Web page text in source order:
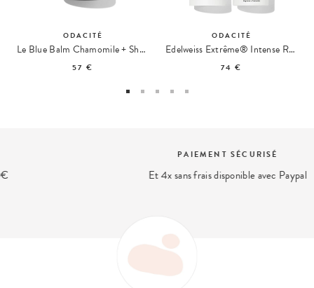
ODACITÉ
Le Blue Balm Chamomile + Shea Butter Repair Balm
57 €
ODACITÉ
Edelweiss Extrême® Intense Repair Eye Cream
74 €
PAIEMENT SÉCURISÉ
Et 4x sans frais disponible avec Paypal